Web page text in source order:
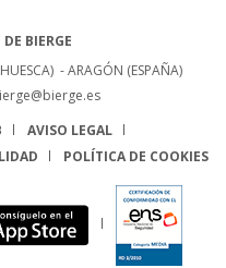
BIERGE
- ARAGÓN (ESPAÑA)
AVISO LEGAL
POLÍTICA DE COOKIES